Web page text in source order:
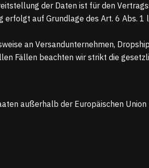
der Daten ist für den
auf Grundlage des Art. 6 Abs.
an Versandunternehmen,
Fällen beachten wir strikt die
außerhalb der Europäischen